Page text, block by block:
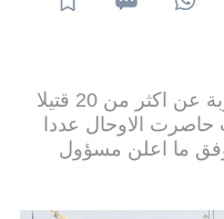
اسفرت فيضانات وانزلاقات للتربة عن اكثر من 20 قتيلا
حاصرت الاوحال عددا
ما اعلن مسؤول